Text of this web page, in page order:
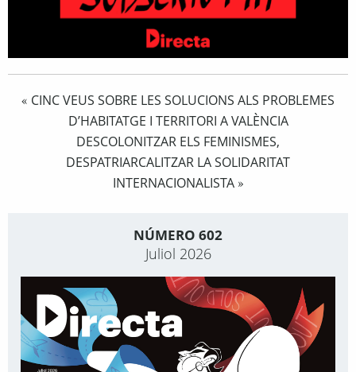
« CINC VEUS SOBRE LES SOLUCIONS ALS PROBLEMES
D’HABITATGE I TERRITORI A VALÈNCIA
DESCOLONITZAR ELS FEMINISMES,
DESPATRIARCALITZAR LA SOLIDARITAT
INTERNACIONALISTA»
NÚMERO 602
Juliol 2026